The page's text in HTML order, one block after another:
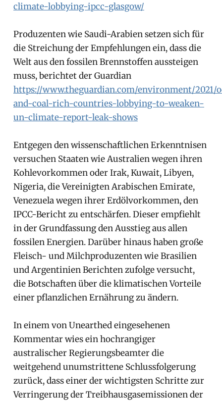
climate-lobbying-ipcc-glasgow/
Produzenten wie Saudi-Arabien setzen sich für
die Streichung der Empfehlungen ein, dass die
Welt aus den fossilen Brennstoffen aussteigen
muss, berichtet der Guardian
https://www.theguardian.com/environment/2021/
and-coal-rich-countries-lobbying-to-weaken-
un-climate-report-leak-shows
Entgegen den wissenschaftlichen Erkenntnisen
versuchen Staaten wie Australien wegen ihren
Kohlevorkommen oder Irak, Kuwait, Libyen,
Nigeria, die Vereinigten Arabischen Emirate,
Venezuela wegen ihrer Erdölvorkommen, den
IPCC-Bericht zu entschärfen. Dieser empfiehlt
in der Grundfassung den Ausstieg aus allen
fossilen Energien. Darüber hinaus haben große
Fleisch- und Milchproduzenten wie Brasilien
und Argentinien Berichten zufolge versucht,
die Botschaften über die klimatischen Vorteile
einer pflanzlichen Ernährung zu ändern.
In einem von Unearthed eingesehenen
Kommentar wies ein hochrangiger
australischer Regierungsbeamter die
weitgehend unumstrittene Schlussfolgerung
zurück, dass einer der wichtigsten Schritte zur
Verringerung der Treibhausgasemissionen der